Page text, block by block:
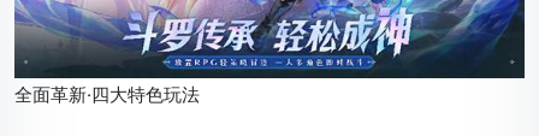
全面革新·四大特色玩法